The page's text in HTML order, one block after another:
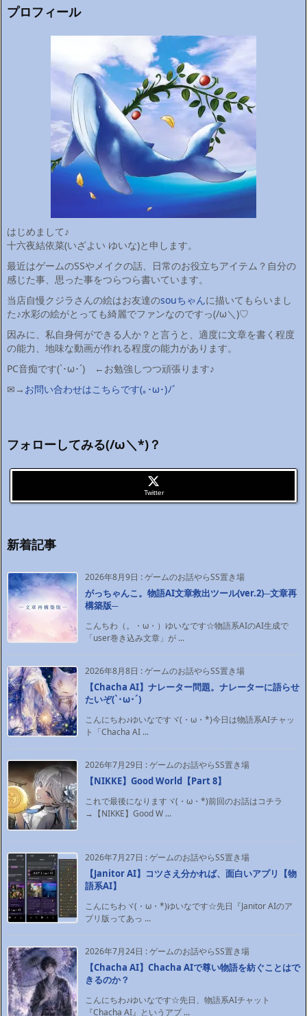
プロフィール
はじめまして♪
十六夜結依菜(いざよい ゆいな)と申します。
最近はゲームのSSやメイクの話、日常のお役立ちアイテム？自分の
感じた事、思った事をつらつら書いています。
当店自慢クジラさんの絵はお友達のsouちゃんに描いてもらいまし
た♪水彩の絵がとっても綺麗でファンなのですっ(/ω＼)♡
因みに、私自身何ができる人か？と言うと、適度に文章を書く程度
の能力、地味な動画が作れる程度の能力があります。
PC音痴です(`･ω･´)ゞ←お勉強しつつ頑張ります♪
✉→ お問い合わせはこちらです(｡･ω･)ﾉﾞ
フォローしてみる(/ω＼*)？
Twitter
新着記事
2026年8月9日 :ゲームのお話やらSS置き場
がっちゃんこ。物語AI文章救出ツール(ver.2)─文章再
構築版─
こんちわ（。・ω・）ゆいなです☆物語系AIのAI生成で
「user巻き込み文章」が ...
2026年8月8日 :ゲームのお話やらSS置き場
【Chacha AI】ナレーター問題。ナレーターに語らせ
たいぞ(`･ω･´)ゞ
こんにちわ♪ゆいなですヾ(・ω・*)今日は物語系AIチャッ
ト「Chacha AI ...
2026年7月29日 :ゲームのお話やらSS置き場
【NIKKE】Good World【Part 8】
これで最後になりますヾ(・ω・*)前回のお話はコチラ
→【NIKKE】Good W ...
2026年7月27日 :ゲームのお話やらSS置き場
【Janitor AI】コツさえ分かれば、面白いアプリ【物
語系AI】
こんにちわヾ(・ω・*)ゆいなです☆先日『Janitor AIのア
プリ版ってあっ ...
2026年7月24日 :ゲームのお話やらSS置き場
【Chacha AI】Chacha AIで尊い物語を紡ぐことはで
きるのか？
こんにちわ♪ゆいなです☆先日、物語系AIチャット
『Chacha AI』というアプ ...